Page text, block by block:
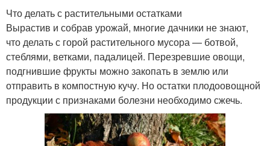
Что делать с растительными остатками
Вырастив и собрав урожай, многие дачники не знают,
что делать с горой растительного мусора — ботвой,
стеблями, ветками, падалицей. Перезревшие овощи,
подгнившие фрукты можно закопать в землю или
отправить в компостную кучу. Но остатки плодоовощной
продукции с признаками болезни необходимо сжечь.